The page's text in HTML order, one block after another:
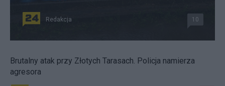
Redakcja 10
Brutalny atak przy Złotych Tarasach. Policja namierza
agresora